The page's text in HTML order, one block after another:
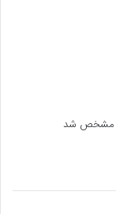
مشخص شد